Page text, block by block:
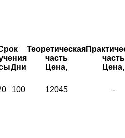
Теоретическая
часть
часть
Дни Цена, Цена,
100 12045 -